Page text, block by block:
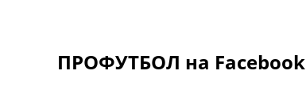
ПРОФУТБОЛ на Facebook